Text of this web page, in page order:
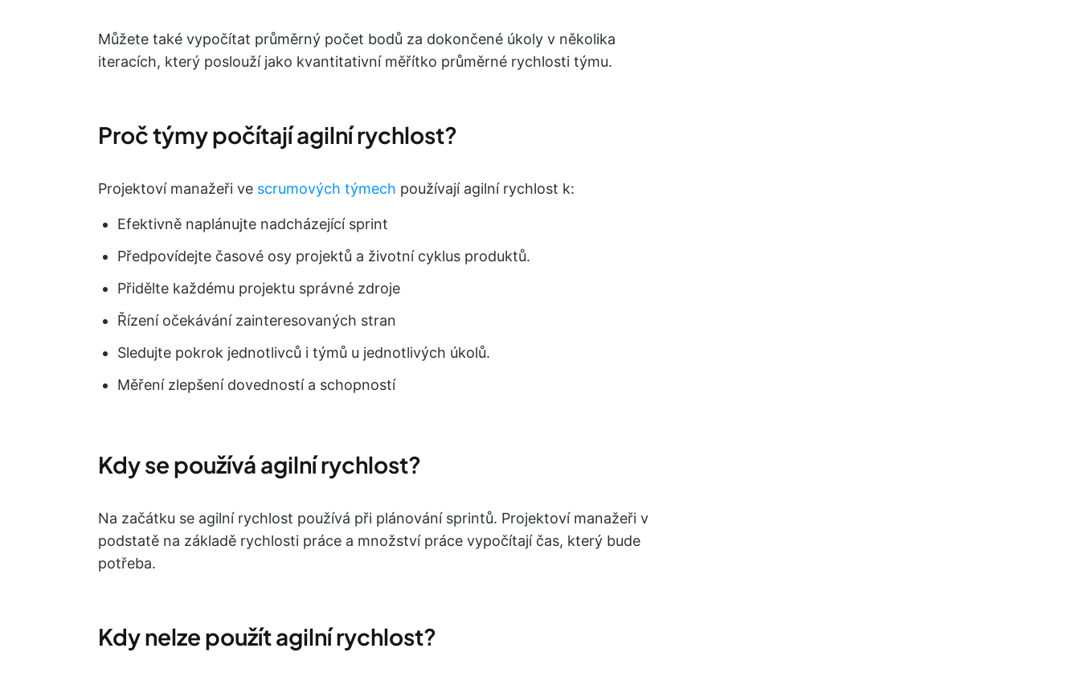
Můžete také vypočítat průměrný počet bodů za dokončené úkoly v několika
iteracích, který poslouží jako kvantitativní měřítko průměrné rychlosti týmu.
Proč týmy počítají agilní rychlost?
Projektoví manažeři ve scrumových týmech používají agilní rychlost k:
Efektivně naplánujte nadcházející sprint
Předpovídejte časové osy projektů a životní cyklus produktů.
Přidělte každému projektu správné zdroje
Řízení očekávání zainteresovaných stran
Sledujte pokrok jednotlivců i týmů u jednotlivých úkolů.
Měření zlepšení dovedností a schopností
Kdy se používá agilní rychlost?
Na začátku se agilní rychlost používá při plánování sprintů. Projektoví manažeři v
podstatě na základě rychlosti práce a množství práce vypočítají čas, který bude
potřeba.
Kdy nelze použít agilní rychlost?